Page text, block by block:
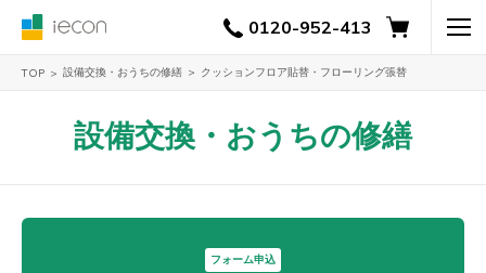
0120-952-413
TOP 設備交換・おうちの修繕 クッションフロア貼替・フローリング張替
設備交換・おうちの修繕
フォーム申込